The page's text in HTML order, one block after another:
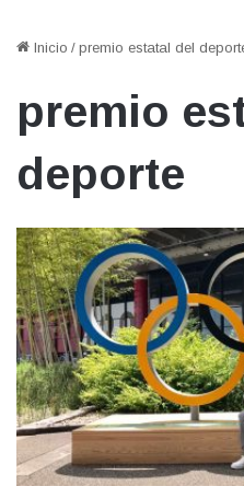
Inicio / premio estatal del
premio
deporte